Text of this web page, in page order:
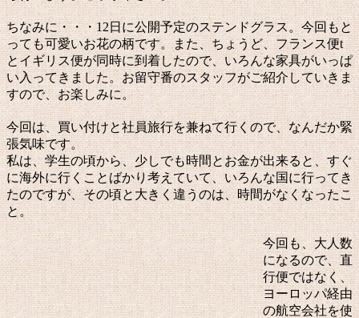
ちなみに・・・12日に公開予定のステンドグラス。今回もと
っても可愛いお花の柄です。また、ちょうど、フランス便t
とイギリス便が同時に到着したので、いろんな家具がいっぱ
い入ってきました。お留守番のスタッフがご紹介していきま
すので、お楽しみに。
今回は、買い付けと社員旅行を兼ねて行くので、なんだか緊
張気味です。
私は、学生の頃から、少しでも時間とお金が出来ると、すぐ
に海外に行くことばかり考えていて、いろんな国に行ってき
たのですが、その頃と大きく違うのは、時間がなくなったこ
と。
今回も、大人数
になるので、直
行便ではなく、
ヨーロッパ経由
の航空会社を使